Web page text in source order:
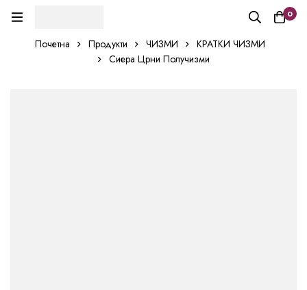
0
Почетна Продукти ЧИЗМИ
КРАТКИ ЧИЗМИ
Сиера Црни Получизми